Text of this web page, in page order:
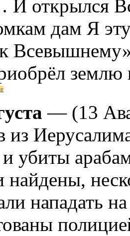
И открылся
дам Я
— (13
из
убиты
найдены,
нападать